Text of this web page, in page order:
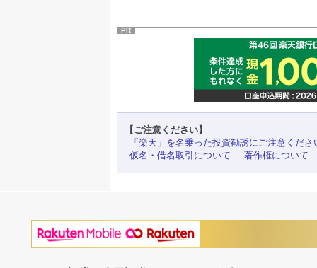
PR
【ご注意ください】
「楽天」を名乗った投資勧誘にご注意くださ
仮名・借名取引について
著作権について